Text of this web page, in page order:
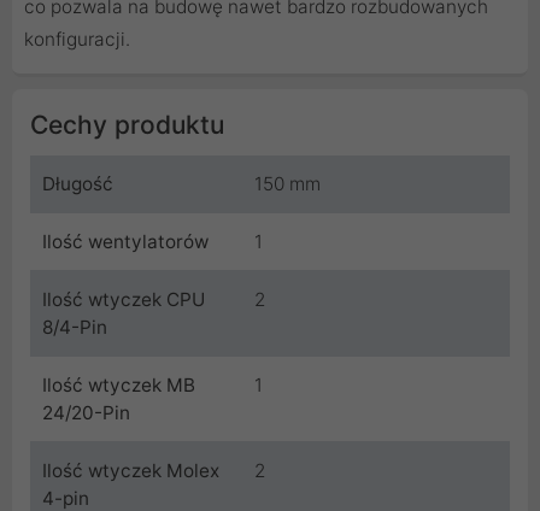
co pozwala na budowę nawet bardzo rozbudowanych
konfiguracji.
Cechy produktu
Długość 150 mm
Ilość wentylatorów 1
Ilość wtyczek CPU
8/4-Pin
2
Ilość wtyczek MB
24/20-Pin
1
Ilość wtyczek Molex
4-pin
2